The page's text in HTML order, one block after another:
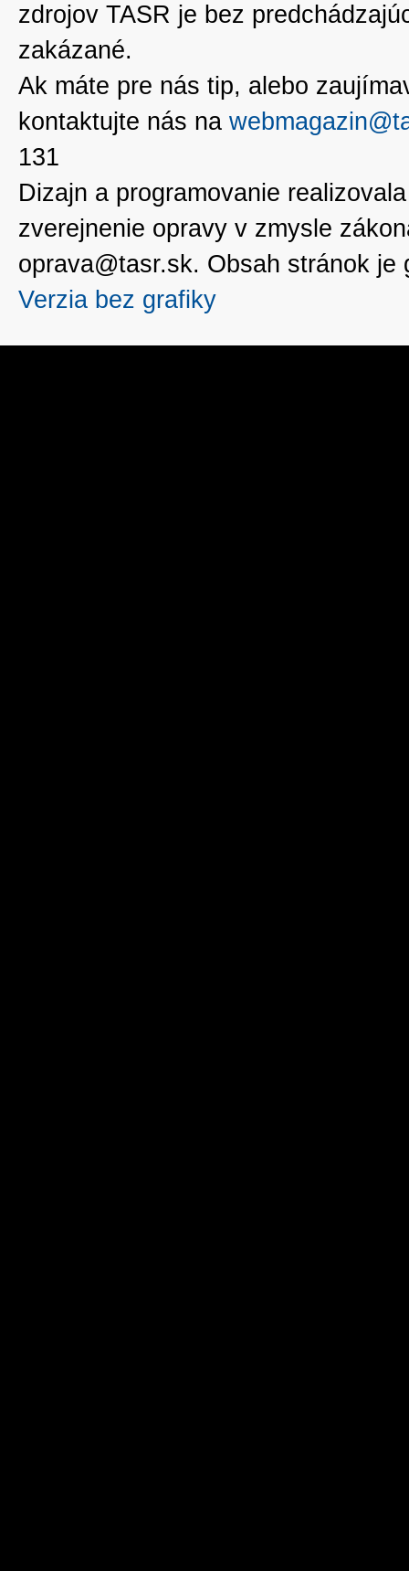
zdrojov TASR je bez
zakázané.
Ak máte pre nás tip, alebo
kontaktujte nás na
131
Dizajn a programovanie
zverejnenie opravy v zmysle
oprava@tasr.sk. Obsah stránok
Verzia bez grafiky